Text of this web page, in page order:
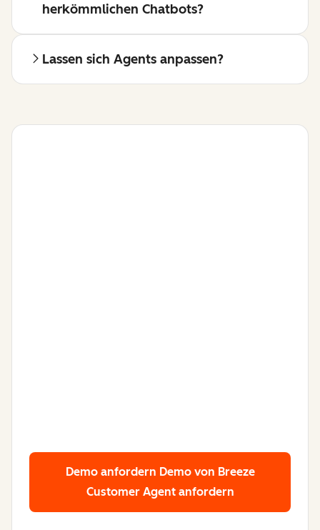
herkömmlichen Chatbots?
Lassen sich Agents anpassen?
Demo anfordern Demo von Breeze
Customer Agent anfordern